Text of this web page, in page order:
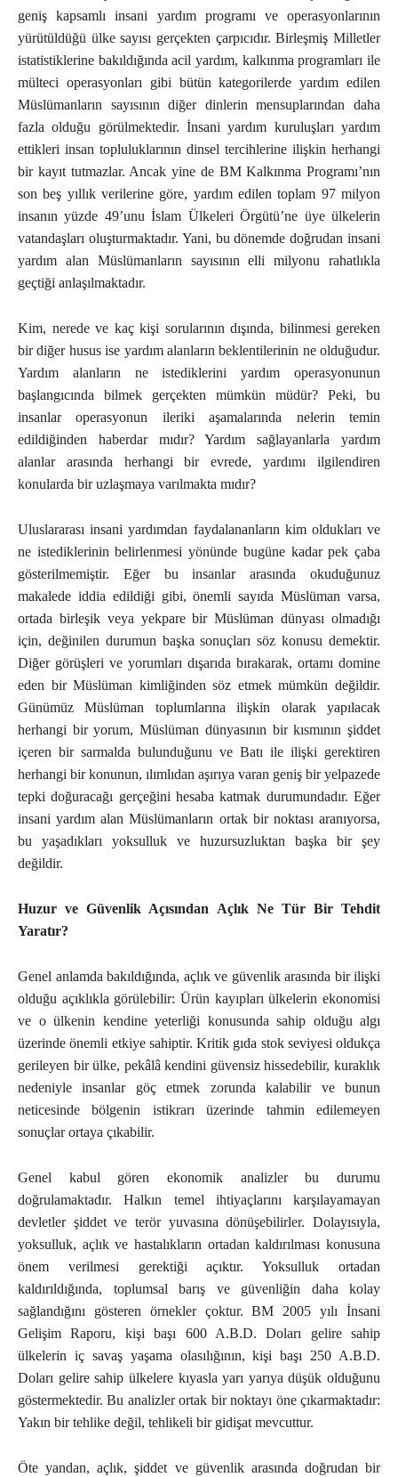
geniş kapsamlı insani yardım programı ve operasyonlarının
yürütüldüğü ülke sayısı gerçekten çarpıcıdır. Birleşmiş Milletler
istatistiklerine bakıldığında acil yardım, kalkınma programları ile
mülteci operasyonları gibi bütün kategorilerde yardım edilen
Müslümanların sayısının diğer dinlerin mensuplarından daha
fazla olduğu görülmektedir. İnsani yardım kuruluşları yardım
ettikleri insan topluluklarının dinsel tercihlerine ilişkin herhangi
bir kayıt tutmazlar. Ancak yine de BM Kalkınma Programı’nın
son beş yıllık verilerine göre, yardım edilen toplam 97 milyon
insanın yüzde 49’unu İslam Ülkeleri Örgütü’ne üye ülkelerin
vatandaşları oluşturmaktadır. Yani, bu dönemde doğrudan insani
yardım alan Müslümanların sayısının elli milyonu rahatlıkla
geçtiği anlaşılmaktadır.
Kim, nerede ve kaç kişi sorularının dışında, bilinmesi gereken
bir diğer husus ise yardım alanların beklentilerinin ne olduğudur.
Yardım alanların ne istediklerini yardım operasyonunun
başlangıcında bilmek gerçekten mümkün müdür? Peki, bu
insanlar operasyonun ileriki aşamalarında nelerin temin
edildiğinden haberdar mıdır? Yardım sağlayanlarla yardım
alanlar arasında herhangi bir evrede, yardımı ilgilendiren
konularda bir uzlaşmaya varılmakta mıdır?
Uluslararası insani yardımdan faydalananların kim oldukları ve
ne istediklerinin belirlenmesi yönünde bugüne kadar pek çaba
gösterilmemiştir. Eğer bu insanlar arasında okuduğunuz
makalede iddia edildiği gibi, önemli sayıda Müslüman varsa,
ortada birleşik veya yekpare bir Müslüman dünyası olmadığı
için, değinilen durumun başka sonuçları söz konusu demektir.
Diğer görüşleri ve yorumları dışarıda bırakarak, ortamı domine
eden bir Müslüman kimliğinden söz etmek mümkün değildir.
Günümüz Müslüman toplumlarına ilişkin olarak yapılacak
herhangi bir yorum, Müslüman dünyasının bir kısmının şiddet
içeren bir sarmalda bulunduğunu ve Batı ile ilişki gerektiren
herhangi bir konunun, ılımlıdan aşırıya varan geniş bir yelpazede
tepki doğuracağı gerçeğini hesaba katmak durumundadır. Eğer
insani yardım alan Müslümanların ortak bir noktası aranıyorsa,
bu yaşadıkları yoksulluk ve huzursuzluktan başka bir şey
değildir.
Huzur ve Güvenlik Açısından Açlık Ne Tür Bir Tehdit
Yaratır?
Genel anlamda bakıldığında, açlık ve güvenlik arasında bir ilişki
olduğu açıklıkla görülebilir: Ürün kayıpları ülkelerin ekonomisi
ve o ülkenin kendine yeterliği konusunda sahip olduğu algı
üzerinde önemli etkiye sahiptir. Kritik gıda stok seviyesi oldukça
gerileyen bir ülke, pekâlâ kendini güvensiz hissedebilir, kuraklık
nedeniyle insanlar göç etmek zorunda kalabilir ve bunun
neticesinde bölgenin istikrarı üzerinde tahmin edilemeyen
sonuçlar ortaya çıkabilir.
Genel kabul gören ekonomik analizler bu durumu
doğrulamaktadır. Halkın temel ihtiyaçlarını karşılayamayan
devletler şiddet ve terör yuvasına dönüşebilirler. Dolayısıyla,
yoksulluk, açlık ve hastalıkların ortadan kaldırılması konusuna
önem verilmesi gerektiği açıktır. Yoksulluk ortadan
kaldırıldığında, toplumsal barış ve güvenliğin daha kolay
sağlandığını gösteren örnekler çoktur. BM 2005 yılı İnsani
Gelişim Raporu, kişi başı 600 A.B.D. Doları gelire sahip
ülkelerin iç savaş yaşama olasılığının, kişi başı 250 A.B.D.
Doları gelire sahip ülkelere kıyasla yarı yarıya düşük olduğunu
göstermektedir. Bu analizler ortak bir noktayı öne çıkarmaktadır:
Yakın bir tehlike değil, tehlikeli bir gidişat mevcuttur.
Öte yandan, açlık, şiddet ve güvenlik arasında doğrudan bir